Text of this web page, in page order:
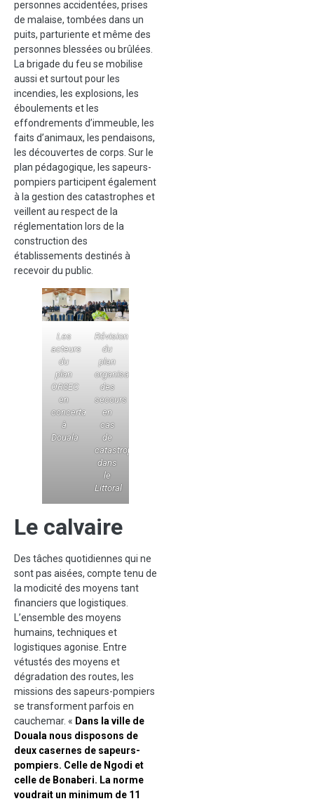
personnes accidentées, prises
de malaise, tombées dans un
puits, parturiente et même des
personnes blessées ou brûlées.
La brigade du feu se mobilise
aussi et surtout pour les
incendies, les explosions, les
éboulements et les
effondrements d’immeuble, les
faits d’animaux, les pendaisons,
les découvertes de corps. Sur le
plan pédagogique, les sapeurs-
pompiers participent également
à la gestion des catastrophes et
veillent au respect de la
réglementation lors de la
construction des
établissements destinés à
recevoir du public.
Les
acteurs
du
plan
ORSEC
en
concertation
à
Douala
Révision
du
plan
organisation
des
secours
en
cas
de
catastrophe
dans
le
Littoral
Le calvaire
Des tâches quotidiennes qui ne
sont pas aisées, compte tenu de
la modicité des moyens tant
financiers que logistiques.
L’ensemble des moyens
humains, techniques et
logistiques agonise. Entre
vétustés des moyens et
dégradation des routes, les
missions des sapeurs-pompiers
se transforment parfois en
cauchemar. « Dans la ville de
Douala nous disposons de
deux casernes de sapeurs-
pompiers. Celle de Ngodi et
celle de Bonaberi. La norme
voudrait un minimum de 11